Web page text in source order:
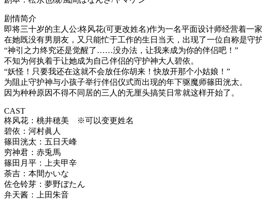
剧情简介
即将三十岁的主人公:柊风花(可更改姓名)作为一名平面设计师经营着一家
在她既没有男朋友，又只能忙于工作的生日当天，出现了一位自称是守
“神引之力终究还是觉醒了……没办法，让我来成为你的伴侣吧！”
不知为何执着于让她成为自己伴侣的守护神大人碧依。
“妖怪！只要我还在这就不会放任你胡来！快放开那个小姑娘！”
为阻止守护神与小孩子举行伴侣仪式而出现的年下驱魔师篠田洸太。
因为种种原因不得不同居的三人的无厘头搞笑日常就这样开始了。
CAST
柊风花：桃井穂美 ※可以变更姓名
碧依：河村眞人
篠田洸太：五日天峰
穷神君：赤兎馬
篠田月平：上夫甲辛
荼吉：本間かいな
佐仓铃芽：夢野ぼたん
弁天酱：上田朱音